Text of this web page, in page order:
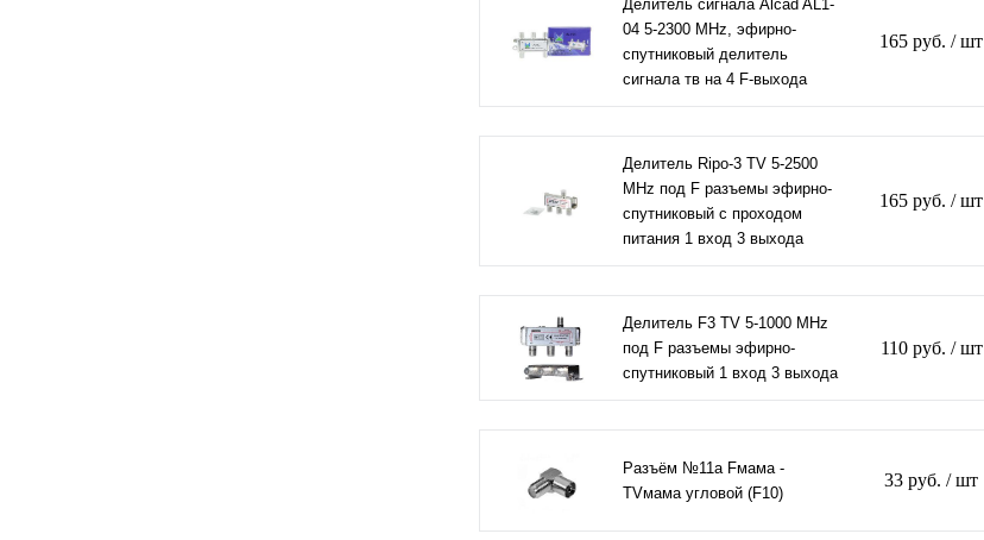
Делитель сигнала Alcad AL1-
04 5-2300 MHz, эфирно-
спутниковый делитель
сигнала тв на 4 F-выхода
165 руб. / шт
Делитель Ripo-3 TV 5-2500
MHz под F разъемы эфирно-
спутниковый с проходом
питания 1 вход 3 выхода
165 руб. / шт
Делитель F3 TV 5-1000 MHz
под F разъемы эфирно-
спутниковый 1 вход 3 выхода
110 руб. / шт
Разъём №11а Fмама -
TVмама угловой (F10)
33 руб. / шт